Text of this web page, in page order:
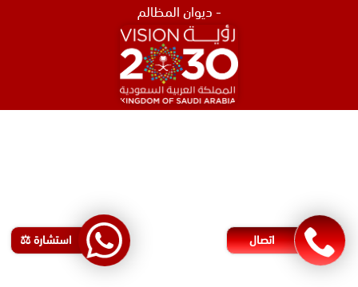
-ديوان المظالم
اتصال استشارة ⚖️
محامي مطالبات مالية في البحرين
رقم محامي في البحرين